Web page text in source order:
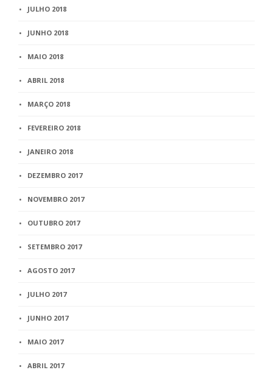
JULHO 2018
JUNHO 2018
MAIO 2018
ABRIL 2018
MARÇO 2018
FEVEREIRO 2018
JANEIRO 2018
DEZEMBRO 2017
NOVEMBRO 2017
OUTUBRO 2017
SETEMBRO 2017
AGOSTO 2017
JULHO 2017
JUNHO 2017
MAIO 2017
ABRIL 2017